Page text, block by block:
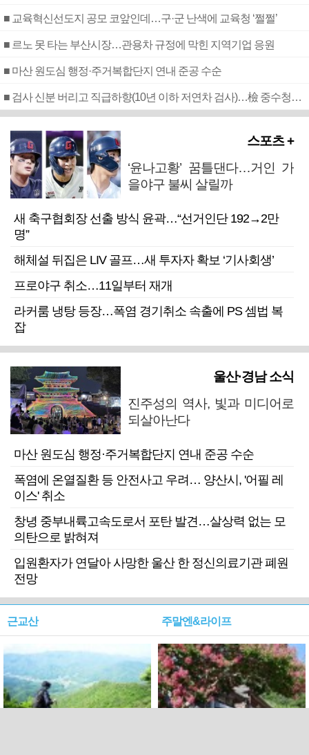
■ 교육혁신선도지 공모 코앞인데…구·군 난색에 교육청 ‘쩔쩔’
■ 르노 못 타는 부산시장…관용차 규정에 막힌 지역기업 응원
■ 마산 원도심 행정·주거복합단지 연내 준공 수순
■ 검사 신분 버리고 직급하향(10년 이하 저연차 검사)…檢 중수청행 기피
스포츠 +
‘윤나고황’ 꿈틀댄다…거인 가
을야구 불씨 살릴까
새 축구협회장 선출 방식 윤곽…“선거인단 192→2만
명”
해체설 뒤집은 LIV 골프…새 투자자 확보 ‘기사회생’
프로야구 취소…11일부터 재개
라커룸 냉탕 등장…폭염 경기취소 속출에 PS 셈법 복
잡
울산·경남 소식
진주성의 역사, 빛과 미디어로
되살아난다
마산 원도심 행정·주거복합단지 연내 준공 수순
폭염에 온열질환 등 안전사고 우려… 양산시, '어필 레
이스' 취소
창녕 중부내륙고속도로서 포탄 발견…살상력 없는 모
의탄으로 밝혀져
입원환자가 연달아 사망한 울산 한 정신의료기관 폐원
전망
근교산 주말엔&라이프